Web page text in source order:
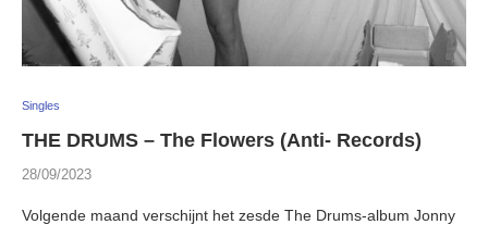
Singles
THE DRUMS – The Flowers (Anti- Records)
28/09/2023
Volgende maand verschijnt het zesde The Drums-album Jonny